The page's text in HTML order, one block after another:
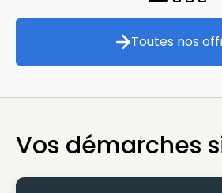
Toutes
Toutes nos
Vos démarches